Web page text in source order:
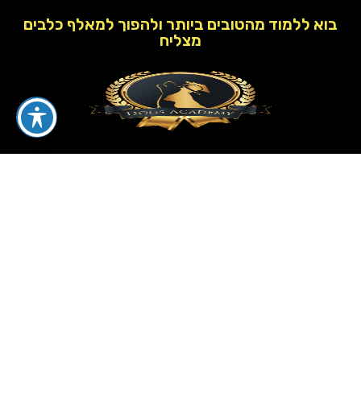
בוא ללמוד מהטובים ביותר ולהפוך למאלף כלבים
מצליח